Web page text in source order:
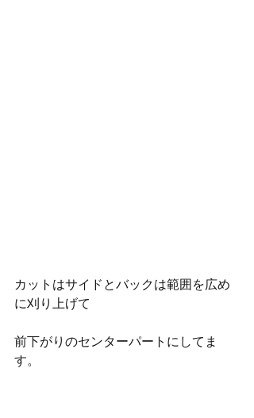
カットはサイドとバックは範囲を広め
に刈り上げて
前下がりのセンターパートにしてま
す。